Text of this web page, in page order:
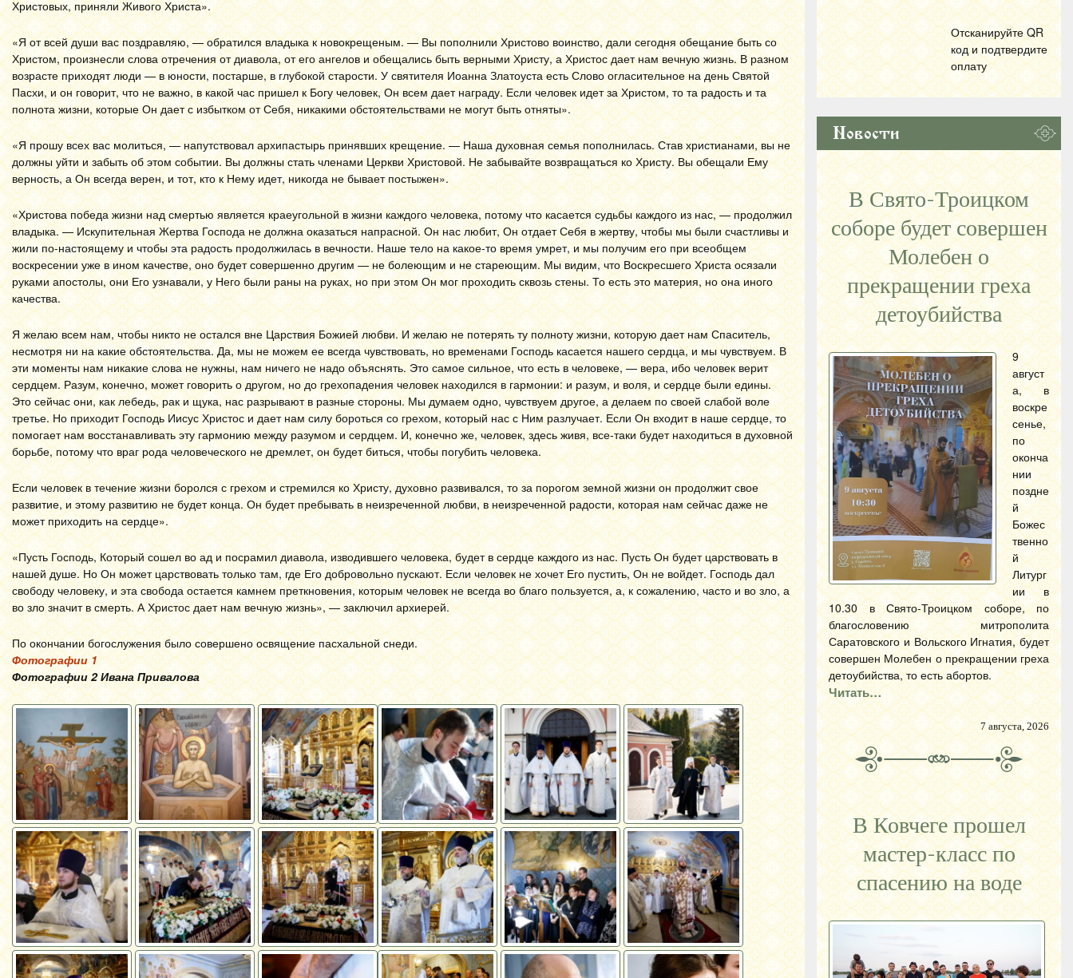
Христовых, приняли Живого Христа».
«Я от всей души вас поздравляю, — обратился владыка к новокрещеным. — Вы пополнили Христово воинство, дали сегодня обещание быть со
Христом, произнесли слова отречения от диавола, от его ангелов и обещались быть верными Христу, а Христос дает нам вечную жизнь. В разном
возрасте приходят люди — в юности, постарше, в глубокой старости. У святителя Иоанна Златоуста есть Слово огласительное на день Святой
Пасхи, и он говорит, что не важно, в какой час пришел к Богу человек, Он всем дает награду. Если человек идет за Христом, то та радость и та
полнота жизни, которые Он дает с избытком от Себя, никакими обстоятельствами не могут быть отняты».
«Я прошу всех вас молиться, — напутствовал архипастырь принявших крещение. — Наша духовная семья пополнилась. Став христианами, вы не
должны уйти и забыть об этом событии. Вы должны стать членами Церкви Христовой. Не забывайте возвращаться ко Христу. Вы обещали Ему
верность, а Он всегда верен, и тот, кто к Нему идет, никогда не бывает постыжен».
«Христова победа жизни над смертью является краеугольной в жизни каждого человека, потому что касается судьбы каждого из нас, — продолжил
владыка. — Искупительная Жертва Господа не должна оказаться напрасной. Он нас любит, Он отдает Себя в жертву, чтобы мы были счастливы и
жили по-настоящему и чтобы эта радость продолжилась в вечности. Наше тело на какое-то время умрет, и мы получим его при всеобщем
воскресении уже в ином качестве, оно будет совершенно другим — не болеющим и не стареющим. Мы видим, что Воскресшего Христа осязали
руками апостолы, они Его узнавали, у Него были раны на руках, но при этом Он мог проходить сквозь стены. То есть это материя, но она иного
качества.
Я желаю всем нам, чтобы никто не остался вне Царствия Божией любви. И желаю не потерять ту полноту жизни, которую дает нам Спаситель,
несмотря ни на какие обстоятельства. Да, мы не можем ее всегда чувствовать, но временами Господь касается нашего сердца, и мы чувствуем. В
эти моменты нам никакие слова не нужны, нам ничего не надо объяснять. Это самое сильное, что есть в человеке, — вера, ибо человек верит
сердцем. Разум, конечно, может говорить о другом, но до грехопадения человек находился в гармонии: и разум, и воля, и сердце были едины.
Это сейчас они, как лебедь, рак и щука, нас разрывают в разные стороны. Мы думаем одно, чувствуем другое, а делаем по своей слабой воле
третье. Но приходит Господь Иисус Христос и дает нам силу бороться со грехом, который нас с Ним разлучает. Если Он входит в наше сердце, то
помогает нам восстанавливать эту гармонию между разумом и сердцем. И, конечно же, человек, здесь живя, все-таки будет находиться в духовной
борьбе, потому что враг рода человеческого не дремлет, он будет биться, чтобы погубить человека.
Если человек в течение жизни боролся с грехом и стремился ко Христу, духовно развивался, то за порогом земной жизни он продолжит свое
развитие, и этому развитию не будет конца. Он будет пребывать в неизреченной любви, в неизреченной радости, которая нам сейчас даже не
может приходить на сердце».
«Пусть Господь, Который сошел во ад и посрамил диавола, изводившего человека, будет в сердце каждого из нас. Пусть Он будет царствовать в
нашей душе. Но Он может царствовать только там, где Его добровольно пускают. Если человек не хочет Его пустить, Он не войдет. Господь дал
свободу человеку, и эта свобода остается камнем преткновения, которым человек не всегда во благо пользуется, а, к сожалению, часто и во зло, а
во зло значит в смерть. А Христос дает нам вечную жизнь», — заключил архиерей.
По окончании богослужения было совершено освящение пасхальной снеди.
Фотографии 1
Фотографии 2 Ивана Привалова
Отсканируйте QR
код и подтвердите
оплату
Новости
В Свято-Троицком
соборе будет совершен
Молебен о
прекращении греха
детоубийства
9
август
а, в
воскре
сенье,
по
оконча
нии
поздне
й
Божес
твенно
й
Литург
ии в
10.30 в Свято-Троицком соборе, по
благословению митрополита
Саратовского и Вольского Игнатия, будет
совершен Молебен о прекращении греха
детоубийства, то есть абортов.
Читать…
7 августа, 2026
В Ковчеге прошел
мастер-класс по
спасению на воде